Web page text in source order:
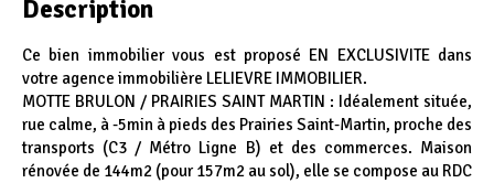
Description
Ce bien immobilier vous est proposé EN EXCLUSIVITE dans
votre agence immobilière LELIEVRE IMMOBILIER.
MOTTE BRULON / PRAIRIES SAINT MARTIN : Idéalement située,
rue calme, à -5min à pieds des Prairies Saint-Martin, proche des
transports (C3 / Métro Ligne B) et des commerces. Maison
rénovée de 144m2 (pour 157m2 au sol), elle se compose au RDC